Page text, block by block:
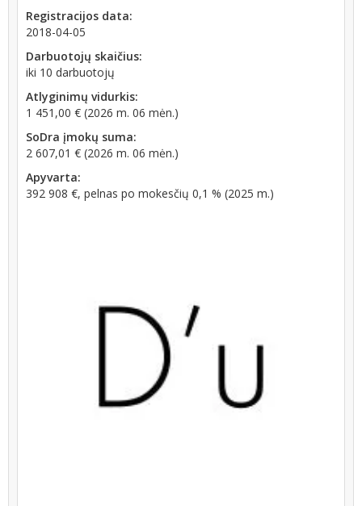
Registracijos data:
2018-04-05
Darbuotojų skaičius:
iki 10 darbuotojų
Atlyginimų vidurkis:
1 451,00 € (2026 m. 06 mėn.)
SoDra įmokų suma:
2 607,01 € (2026 m. 06 mėn.)
Apyvarta:
392 908 €, pelnas po mokesčių 0,1 % (2025 m.)